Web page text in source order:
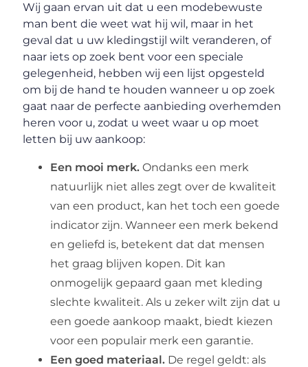
Wij gaan ervan uit dat u een modebewuste
man bent die weet wat hij wil, maar in het
geval dat u uw kledingstijl wilt veranderen, of
naar iets op zoek bent voor een speciale
gelegenheid, hebben wij een lijst opgesteld
om bij de hand te houden wanneer u op zoek
gaat naar de perfecte aanbieding overhemden
heren voor u, zodat u weet waar u op moet
letten bij uw aankoop:
Een mooi merk. Ondanks een merk
natuurlijk niet alles zegt over de kwaliteit
van een product, kan het toch een goede
indicator zijn. Wanneer een merk bekend
en geliefd is, betekent dat dat mensen
het graag blijven kopen. Dit kan
onmogelijk gepaard gaan met kleding
slechte kwaliteit. Als u zeker wilt zijn dat u
een goede aankoop maakt, biedt kiezen
voor een populair merk een garantie.
Een goed materiaal. De regel geldt: als